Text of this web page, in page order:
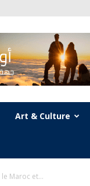
Art & Culture
Maroc et...